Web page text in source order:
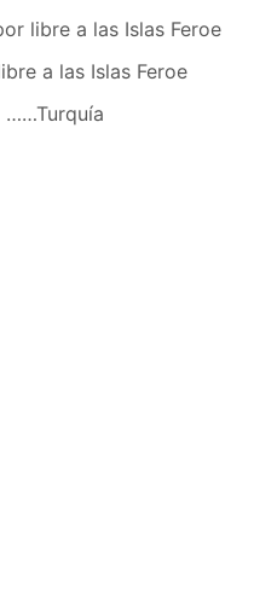
libre a las Islas Feroe
a las Islas Feroe
……Turquía